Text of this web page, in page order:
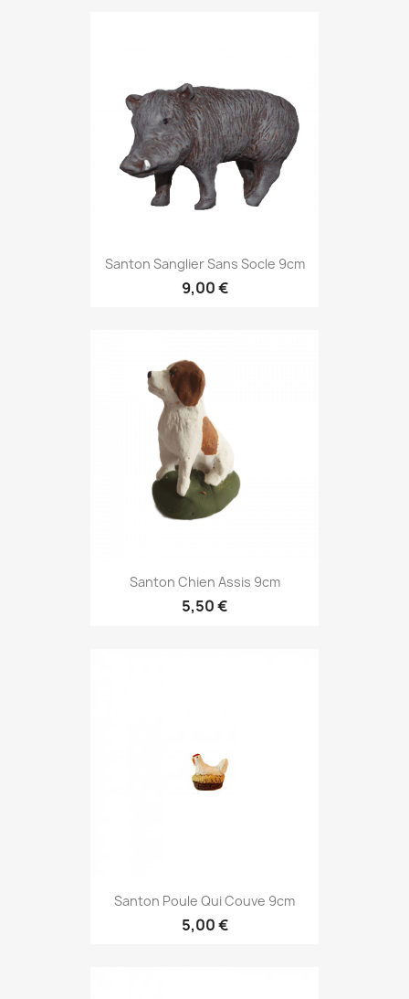
Santon Sanglier Sans Socle 9cm
9,00 €
Santon Chien Assis 9cm
5,50 €
Santon Poule Qui Couve 9cm
5,00 €